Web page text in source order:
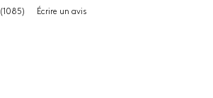
Lire
(1085) Écrire un avis